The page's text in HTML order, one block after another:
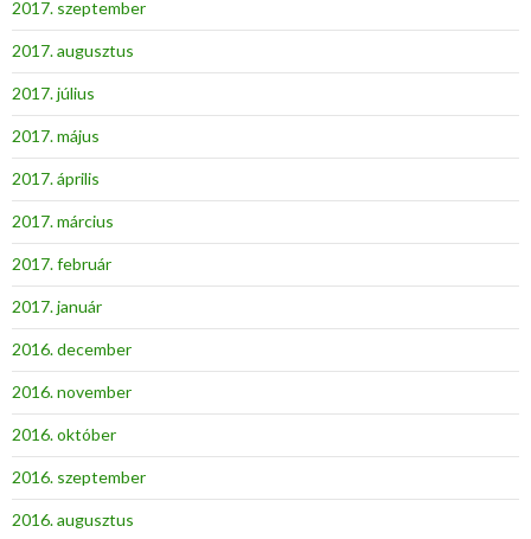
2017. szeptember
2017. augusztus
2017. július
2017. május
2017. április
2017. március
2017. február
2017. január
2016. december
2016. november
2016. október
2016. szeptember
2016. augusztus